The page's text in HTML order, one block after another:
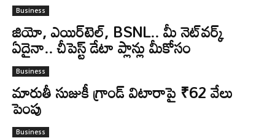
Business
జియో, ఎయిర్‌టెల్, BSNL.. మీ నెట్‌వర్క్
ఏదైనా.. చీపెస్ట్ డేటా ప్లాన్లు మీకోసం
Business
మారుతీ సుజుకీ గ్రాండ్‌ విటారాపై ₹62 వేలు
పెంపు
Business